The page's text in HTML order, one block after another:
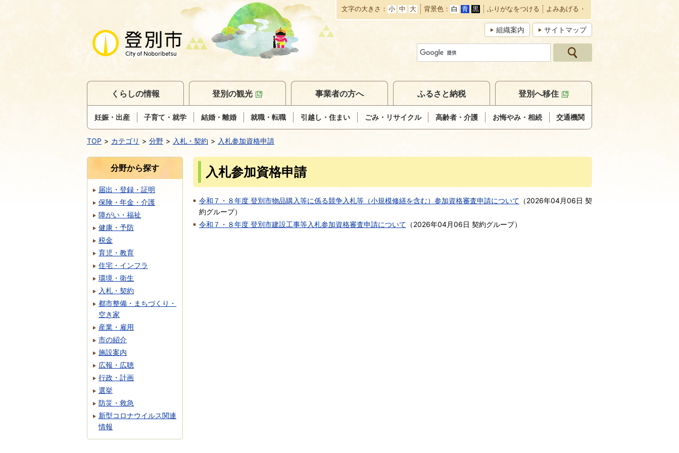
本
文
移
文字の大きさ 小 中 大 背景色 白 青 黒 ふりがなをつける よみあげる
組織案内 サイトマップ
くらしの情報
妊娠・出産 子育て・就学 結婚・離婚 就職・転職 引越し・住まい ごみ・リサイクル 高齢者・介護 お悔やみ・相続 交通機関
登別の観光 事業者の方へ ふるさと納税 登別へ移住
TOP カテゴリ 分野 入札・契約 入札参加資格申請
入札参加資格申請
令和７・８年度 登別市物品購入等に係る競争入札等（小規模修繕を含む）参加資格審査申請について （2026年04月06日 契
約グループ）
令和７・８年度 登別市建設工事等入札参加資格審査申請について （2026年04月06日 契約グループ）
分野から探す
届出・登録・証明
保険・年金・介護
障がい・福祉
健康・予防
税金
育児・教育
住宅・インフラ
環境・衛生
入札・契約
都市整備・まちづくり・
空き家
産業・雇用
市の紹介
施設案内
広報・広聴
行政・計画
選挙
防災・救急
新型コロナウイルス関連
情報